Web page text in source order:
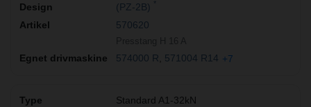
(PZ-2B)
570620
574000 R 571004 R14 +7
Standard A1-32kN